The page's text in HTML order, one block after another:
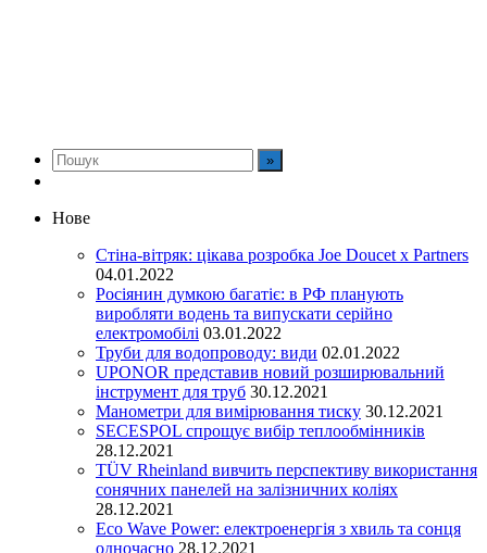
Нове
Стіна-вітряк: цікава розробка Joe Doucet x Partners
04.01.2022
Росіянин думкою багатіє: в РФ планують
виробляти водень та випускати серійно
електромобілі 03.01.2022
Труби для водопроводу: види 02.01.2022
UPONOR представив новий розширювальний
інструмент для труб 30.12.2021
Манометри для вимірювання тиску 30.12.2021
SECESPOL спрощує вибір теплообмінників
28.12.2021
TÜV Rheinland вивчить перспективу використання
сонячних панелей на залізничних коліях
28.12.2021
Eco Wave Power: електроенергія з хвиль та сонця
одночасно 28.12.2021